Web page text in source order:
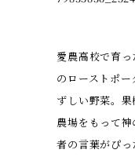
愛農高校で育
のローストポ
ずしい野菜。
農場をもって
者の言葉がぴっ